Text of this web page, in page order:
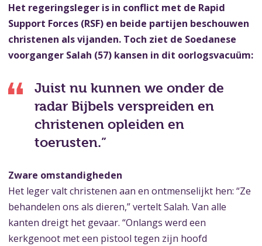
Het regeringsleger is in conflict met de Rapid
Support Forces (RSF) en beide partijen beschouwen
christenen als vijanden. Toch ziet de Soedanese
voorganger Salah (57) kansen in dit oorlogsvacuüm:
Juist nu kunnen we onder de
radar Bijbels verspreiden en
christenen opleiden en
toerusten.”
Zware omstandigheden
Het leger valt christenen aan en ontmenselijkt hen: “Ze
behandelen ons als dieren,” vertelt Salah. Van alle
kanten dreigt het gevaar. “Onlangs werd een
kerkgenoot met een pistool tegen zijn hoofd